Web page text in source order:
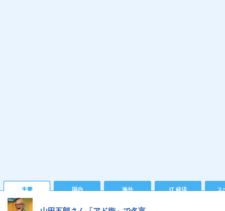
主要 国内 海外 IT 経済 ス